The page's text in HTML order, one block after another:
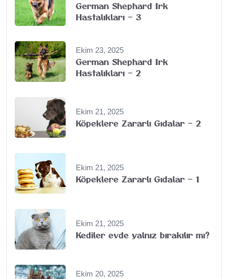
German Shephard Irk
Hastalıkları – 3
Ekim 23, 2025
German Shephard Irk
Hastalıkları – 2
Ekim 21, 2025
Köpeklere Zararlı Gıdalar – 2
Ekim 21, 2025
Köpeklere Zararlı Gıdalar – 1
Ekim 21, 2025
Kediler evde yalnız bırakılır mı?
Ekim 20, 2025